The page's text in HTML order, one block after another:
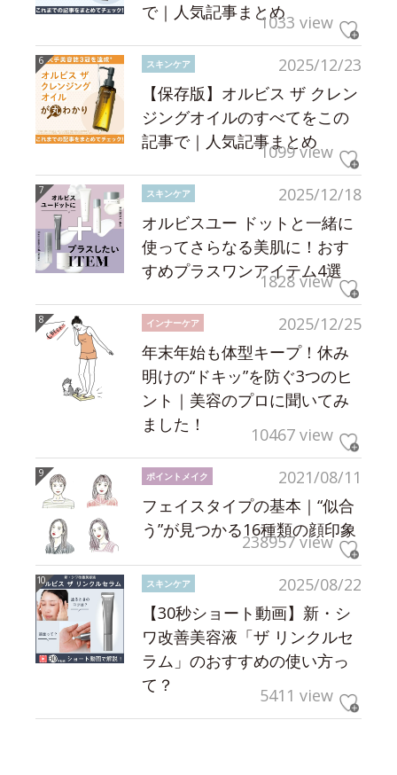
で｜人気記事まとめ1033 view
2025/12/23
スキンケア
【保存版】オルビス ザ クレン
ジングオイルのすべてをこの
記事で｜人気記事まとめ
1099 view
2025/12/18
スキンケア
オルビスユー ドットと一緒に
使ってさらなる美肌に！おす
すめプラスワンアイテム4選
1828 view
2025/12/25
インナーケア
年末年始も体型キープ！休み
明けの“ドキッ”を防ぐ3つのヒ
ント｜美容のプロに聞いてみ
ました！
10467 view
2021/08/11
ポイントメイク
フェイスタイプの基本｜“似合
う”が見つかる16種類の顔印象
238957 view
2025/08/22
スキンケア
【30秒ショート動画】新・シ
ワ改善美容液「ザ リンクルセ
ラム」のおすすめの使い方っ
て？
5411 view